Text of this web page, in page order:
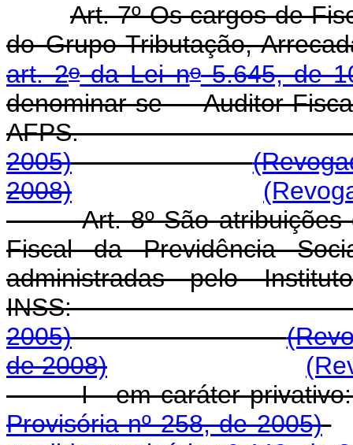
Art. 7º Os cargos de
do Grupo-Tributação,
art. 2oda Lei no5.645, de
denominar-se Auditor-
2005)
2008)
Art. 8º São
Fiscal da Previdência
administradas pelo
2005)
de 2008)
I - em
Provisória nº 258, de 2005)